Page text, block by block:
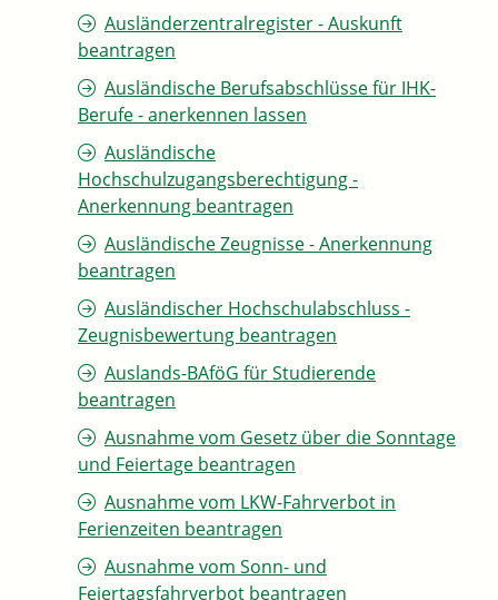
Ausländerzentralregister - Auskunft
beantragen
Ausländische Berufsabschlüsse für IHK-
Berufe - anerkennen lassen
Ausländische
Hochschulzugangsberechtigung -
Anerkennung beantragen
Ausländische Zeugnisse - Anerkennung
beantragen
Ausländischer Hochschulabschluss -
Zeugnisbewertung beantragen
Auslands-BAföG für Studierende
beantragen
Ausnahme vom Gesetz über die Sonntage
und Feiertage beantragen
Ausnahme vom LKW-Fahrverbot in
Ferienzeiten beantragen
Ausnahme vom Sonn- und
Feiertagsfahrverbot beantragen